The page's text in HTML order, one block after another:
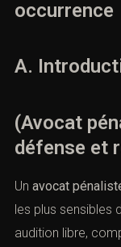
occurrence
A.
(Avocat
défense et
Un avocat
les plus sensibles
audition libre,